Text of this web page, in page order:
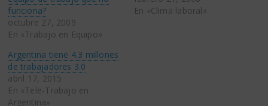
funciona?
octubre 27, 2009
En «Trabajo en Equipo»
En «Clima laboral»
Argentina tiene 4.3 millones
de trabajadores 3.0
abril 17, 2015
En «Tele-Trabajo en
Argentina»